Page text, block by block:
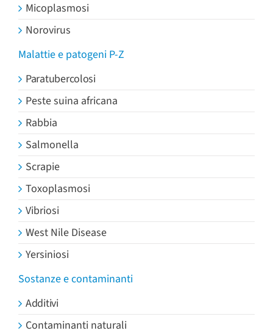
Micoplasmosi
Norovirus
Malattie e patogeni P-Z
Paratubercolosi
Peste suina africana
Rabbia
Salmonella
Scrapie
Toxoplasmosi
Vibriosi
West Nile Disease
Yersiniosi
Sostanze e contaminanti
Additivi
Contaminanti naturali